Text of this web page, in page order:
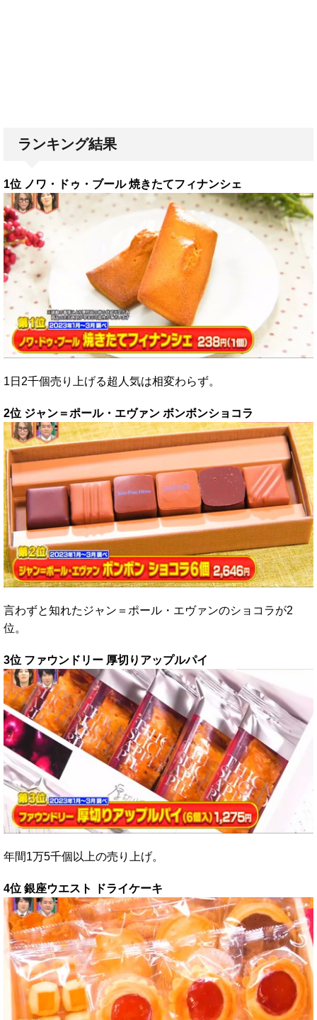
ランキング結果
1位 ノワ・ドゥ・ブール 焼きたてフィナンシェ
1日2千個売り上げる超人気は相変わらず。
2位 ジャン＝ポール・エヴァン ボンボンショコラ
言わずと知れたジャン＝ポール・エヴァンのショコラが2
位。
3位 ファウンドリー 厚切りアップルパイ
年間1万5千個以上の売り上げ。
4位 銀座ウエスト ドライケーキ